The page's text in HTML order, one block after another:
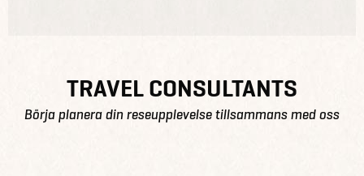
TRAVEL CONSULTANTS
Börja planera din reseupplevelse tillsammans med oss